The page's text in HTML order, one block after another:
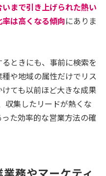
まで引き上げられた熱い
は高くなる傾向にありま
ときにも、事前に検索を
や地域の属性だけでリス
ても以前ほど大きな成果
収集したリードが熱くな
た効率的な営業方法の確
務やマーケティ